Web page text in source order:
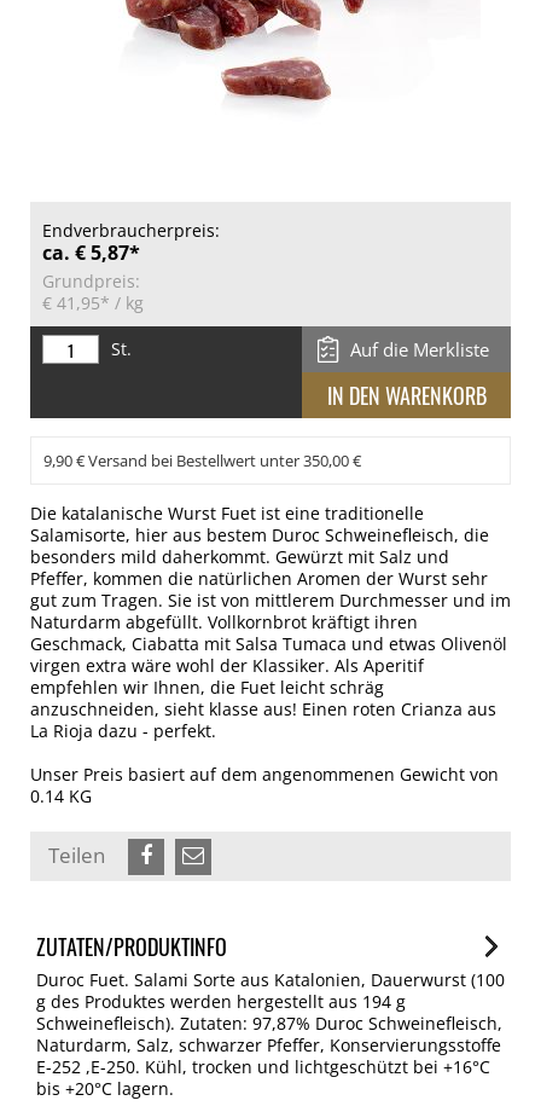
Endverbraucherpreis:
ca. € 5,87*
Grundpreis:
€ 41,95* / kg
St.
Auf die Merkliste
9,90 € Versand bei Bestellwert unter 350,00 €
Die katalanische Wurst Fuet ist eine traditionelle
Salamisorte, hier aus bestem Duroc Schweinefleisch, die
besonders mild daherkommt. Gewürzt mit Salz und
Pfeffer, kommen die natürlichen Aromen der Wurst sehr
gut zum Tragen. Sie ist von mittlerem Durchmesser und im
Naturdarm abgefüllt. Vollkornbrot kräftigt ihren
Geschmack, Ciabatta mit Salsa Tumaca und etwas Olivenöl
virgen extra wäre wohl der Klassiker. Als Aperitif
empfehlen wir Ihnen, die Fuet leicht schräg
anzuschneiden, sieht klasse aus! Einen roten Crianza aus
La Rioja dazu - perfekt.
Unser Preis basiert auf dem angenommenen Gewicht von
0.14 KG
Teilen
ZUTATEN/PRODUKTINFO
Duroc Fuet. Salami Sorte aus Katalonien, Dauerwurst (100
g des Produktes werden hergestellt aus 194 g
Schweinefleisch). Zutaten: 97,87% Duroc Schweinefleisch,
Naturdarm, Salz, schwarzer Pfeffer, Konservierungsstoffe
E-252 ,E-250. Kühl, trocken und lichtgeschützt bei +16°C
bis +20°C lagern.